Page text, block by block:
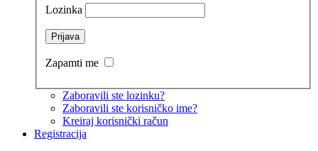
Lozinka
Zapamti me
Zaboravili ste lozinku?
Zaboravili ste korisničko ime?
Kreiraj korisnički račun
Registracija